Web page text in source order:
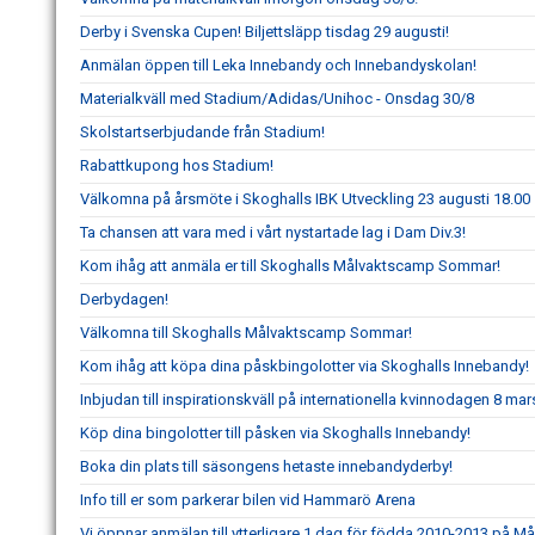
Derby i Svenska Cupen! Biljettsläpp tisdag 29 augusti!
Anmälan öppen till Leka Innebandy och Innebandyskolan!
Materialkväll med Stadium/Adidas/Unihoc - Onsdag 30/8
Skolstartserbjudande från Stadium!
Rabattkupong hos Stadium!
Välkomna på årsmöte i Skoghalls IBK Utveckling 23 augusti 18.00
Ta chansen att vara med i vårt nystartade lag i Dam Div.3!
Kom ihåg att anmäla er till Skoghalls Målvaktscamp Sommar!
Derbydagen!
Välkomna till Skoghalls Målvaktscamp Sommar!
Kom ihåg att köpa dina påskbingolotter via Skoghalls Innebandy!
Inbjudan till inspirationskväll på internationella kvinnodagen 8
Köp dina bingolotter till påsken via Skoghalls Innebandy!
Boka din plats till säsongens hetaste innebandyderby!
Info till er som parkerar bilen vid Hammarö Arena